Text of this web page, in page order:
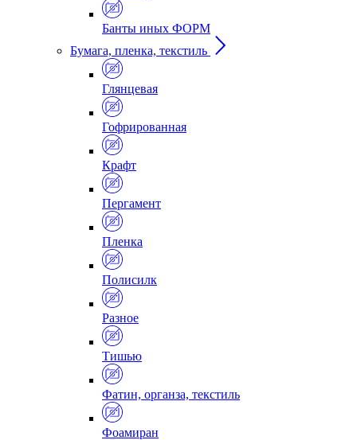
Банты иных ФОРМ
Бумага, пленка, текстиль
Глянцевая
Гофрированная
Крафт
Пергамент
Пленка
Полисилк
Разное
Тишью
Фатин, органза, текстиль
Фоамиран